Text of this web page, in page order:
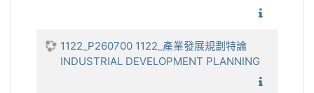
1122_P260700 1122_產業發展規劃特論
INDUSTRIAL DEVELOPMENT PLANNING